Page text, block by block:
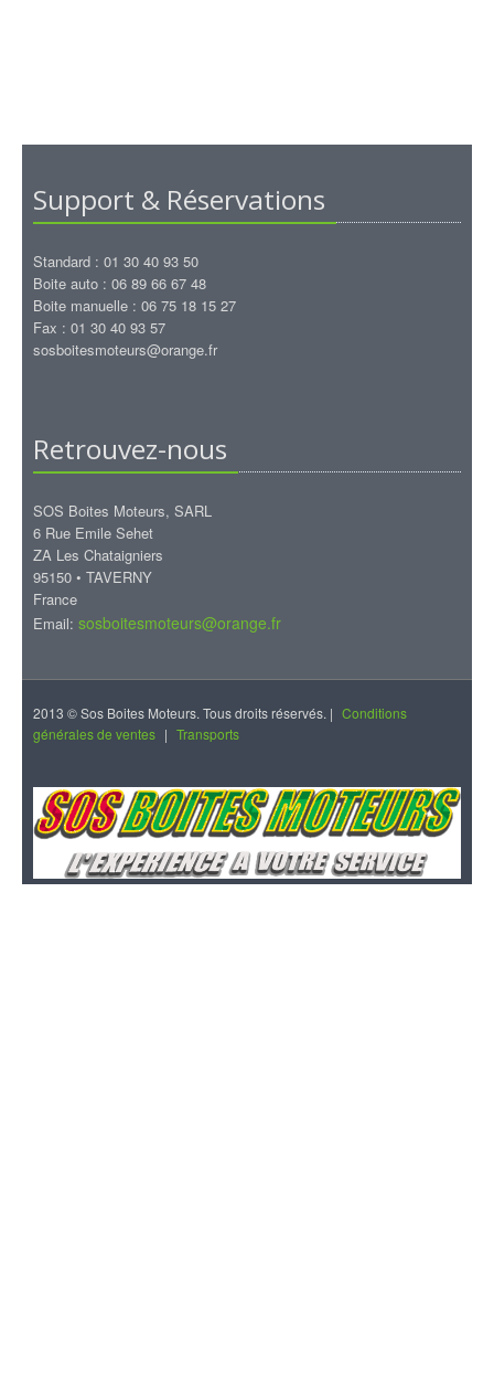
Support & Réservations
Standard : 01 30 40 93 50
Boite auto : 06 89 66 67 48
Boite manuelle : 06 75 18 15 27
Fax : 01 30 40 93 57
sosboitesmoteurs@orange.fr
Retrouvez-nous
SOS Boites Moteurs, SARL
6 Rue Emile Sehet
ZA Les Chataigniers
95150 • TAVERNY
France
Email: sosboitesmoteurs@orange.fr
2013 © Sos Boites Moteurs. Tous droits réservés. | Conditions
générales de ventes | Transports